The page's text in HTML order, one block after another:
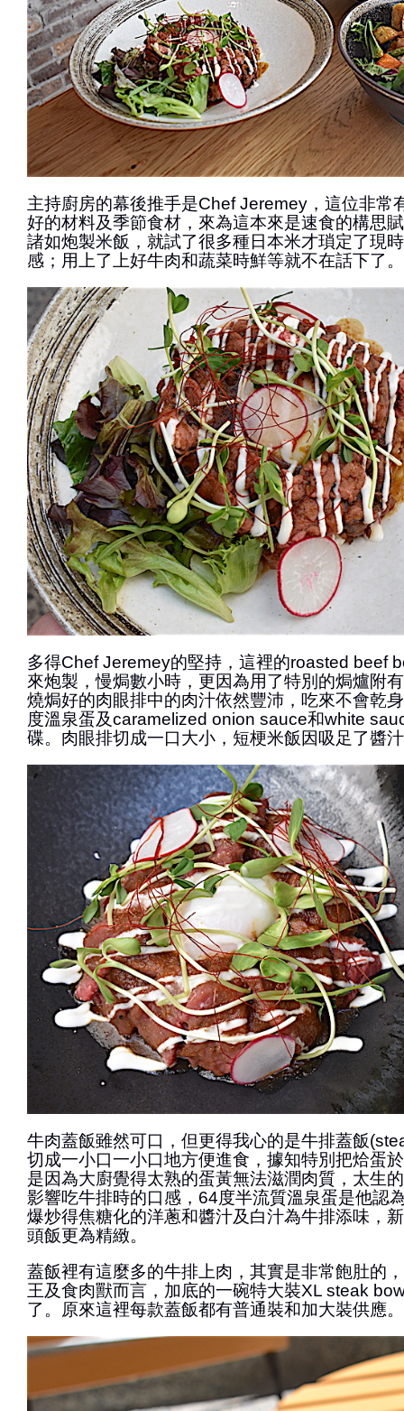
主持廚房的幕後推手是Chef Jeremey，這位非常
好的材料及季節食材，來為這本來是速食的構思
諸如炮製米飯，就試了很多種日本米才瑣定了現
感；用上了上好牛肉和蔬菜時鮮等就不在話下了。
多得Chef Jeremey的堅持，這裡的roasted beef
來炮製，慢焗數小時，更因為用了特別的焗爐附
燒焗好的肉眼排中的肉汁依然豐沛，吃來不會乾
度溫泉蛋及caramelized onion sauce和white
碟。肉眼排切成一口大小，短梗米飯因吸足了醬
牛肉蓋飯雖然可口，但更得我心的是牛排蓋飯
切成一小口一小口地方便進食，據知特別把烚蛋
是因為大廚覺得太熟的蛋黃無法滋潤肉質，太生
影響吃牛排時的口感，64度半流質溫泉蛋是他認
爆炒得焦糖化的洋蔥和醬汁及白汁為牛排添味，
頭飯更為精緻。
蓋飯裡有這麼多的牛排上肉，其實是非常飽肚的
王及食肉獸而言，加底的一碗特大裝XL steak
了。原來這裡每款蓋飯都有普通裝和加大裝供應。